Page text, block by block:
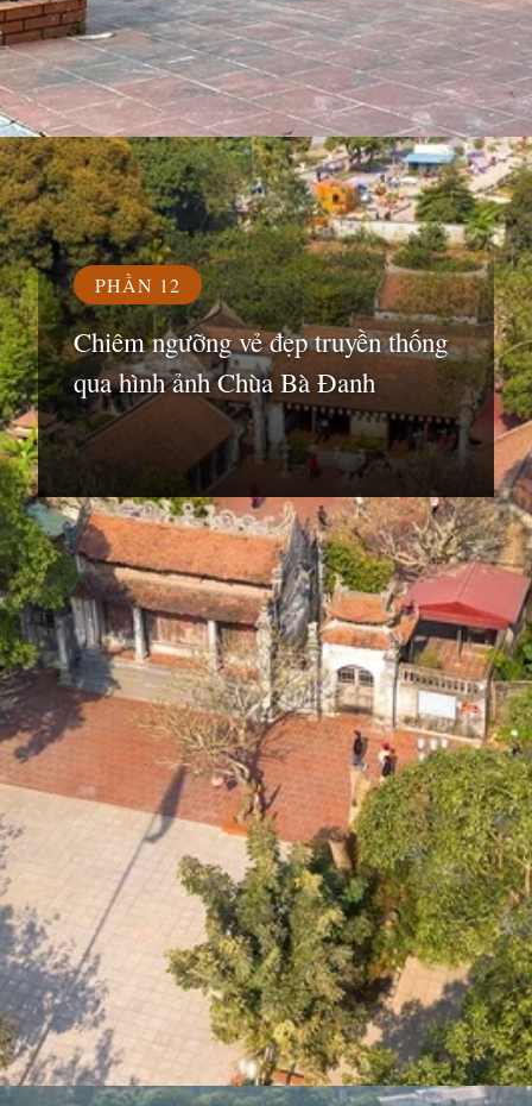
Đang mở https://susach.edu.vn/chua-ba-danh
PHẦN 12
Chiêm ngưỡng vẻ đẹp truyền thống
qua hình ảnh Chùa Bà Đanh